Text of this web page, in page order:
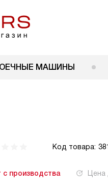
МАШИНЫ
Код товара:
с производства